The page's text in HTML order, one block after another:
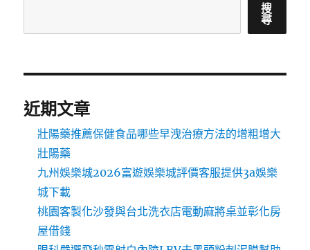
搜
尋
近期文章
壯陽藥推薦保健食品哪些早洩治療方法的增粗增大
壯陽藥
九州娛樂城2026富遊娛樂城評價客服提供3a娛樂
城下載
桃園客製化沙發與台北洗衣店電動麻將桌並彰化房
屋借錢